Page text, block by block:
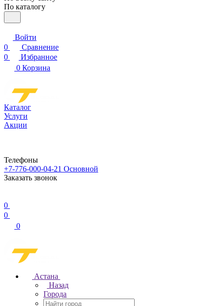
По каталогу
Войти
0
Сравнение
0
Избранное
0 Корзина
Каталог
Услуги
Акции
Телефоны
+7-776-000-04-21 Основной
Заказать звонок
0
0
0
Астана
Назад
Города